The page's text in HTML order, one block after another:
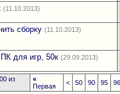
(11.10.2013)
сборку (11.10.2013)
для игр, 50к (29.09.2013)
из
«
Первая
< 50 90 95